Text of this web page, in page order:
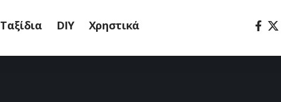
Ταξίδια DIY Χρηστικά